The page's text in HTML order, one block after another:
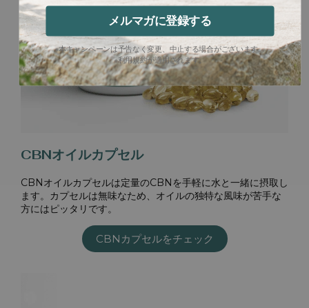
CBNオイルカプセル
CBNオイルカプセルは定量のCBNを手軽に水と一緒に摂取し
ます。カプセルは無味なため、オイルの独特な風味が苦手な
方にはピッタリです。
CBNカプセルをチェック
メルマガに登録する
※本キャンペーンは予告なく変更、中止する場合がございます。
※利用規約が適用されます。